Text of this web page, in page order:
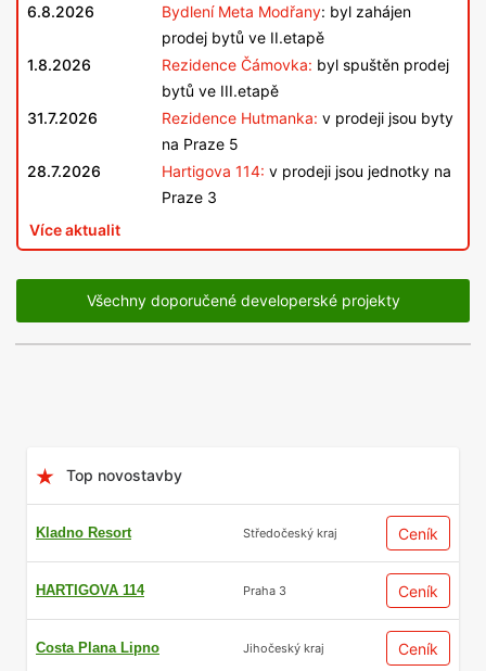
6.8.2026 Bydlení Meta Modřany: byl zahájen
prodej bytů ve II.etapě
1.8.2026
Rezidence Čámovka: byl spuštěn prodej
bytů ve III.etapě
31.7.2026
Rezidence Hutmanka: v prodeji jsou byty
na Praze 5
28.7.2026
Hartigova 114: v prodeji jsou jednotky na
Praze 3
Více aktualit
Všechny doporučené developerské projekty
Top novostavby
Kladno Resort Středočeský kraj Ceník
HARTIGOVA 114 Praha 3 Ceník
Costa Plana Lipno Jihočeský kraj Ceník